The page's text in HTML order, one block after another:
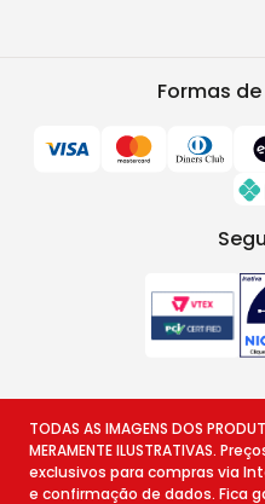
Formas
TODAS AS IMAGENS DOS
MERAMENTE ILUSTRATIVAS.
exclusivos para compras via
e confirmação de dados. Fica